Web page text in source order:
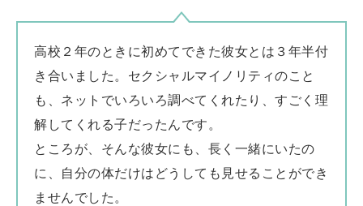
高校２年のときに初めてできた彼女とは３年半付
き合いました。セクシャルマイノリティのこと
も、ネットでいろいろ調べてくれたり、すごく理
解してくれる子だったんです。
ところが、そんな彼女にも、長く一緒にいたの
に、自分の体だけはどうしても見せることができ
ませんでした。